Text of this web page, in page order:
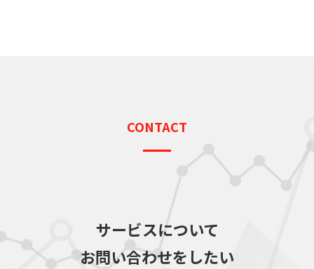
CONTACT
サービスについて
お問い合わせをしたい